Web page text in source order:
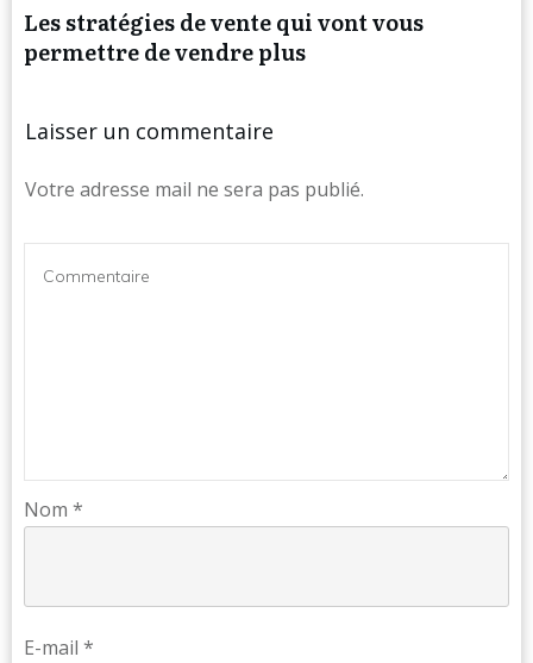
Les stratégies de vente qui vont vous
permettre de vendre plus
Laisser un commentaire
Votre adresse mail ne sera pas publié.
Nom *
E-mail *